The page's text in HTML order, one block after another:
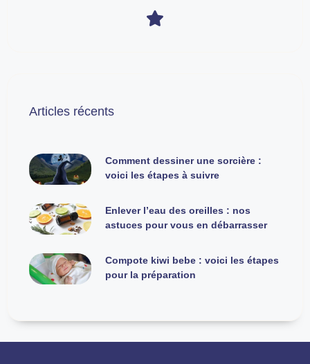
Articles récents
Comment dessiner une sorcière :
voici les étapes à suivre
Enlever l’eau des oreilles : nos
astuces pour vous en débarrasser
Compote kiwi bebe : voici les étapes
pour la préparation